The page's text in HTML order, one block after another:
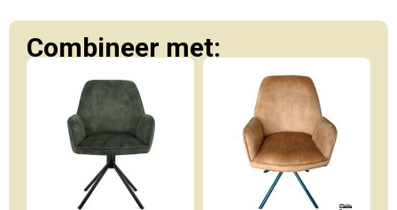
Combineer met: